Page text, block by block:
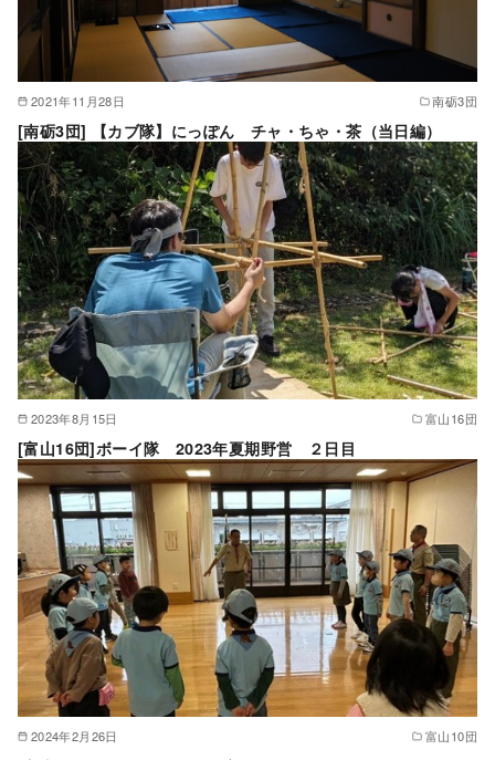
2021年11月28日 南砺3団
[南砺3団] 【カブ隊】にっぽん チャ・ちゃ・茶（当日編）
2023年8月15日 富山16団
[富山16団]ボーイ隊 2023年夏期野営 ２日目
2024年2月26日 富山10団